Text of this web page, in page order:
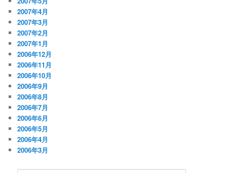
2007年4月
2007年3月
2007年2月
2007年1月
2006年12月
2006年11月
2006年10月
2006年9月
2006年8月
2006年7月
2006年6月
2006年5月
2006年4月
2006年3月